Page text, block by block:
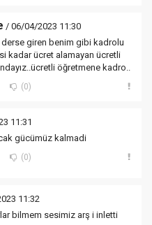
/ 06/04/2023 11:30
giren benim gibi kadrolu
kadar ücret alamayan ücretli
öğretmene kadro..
(0)
11:31
gücümüz kalmadi
(0)
11:32
bilmem sesimiz arş i inletti